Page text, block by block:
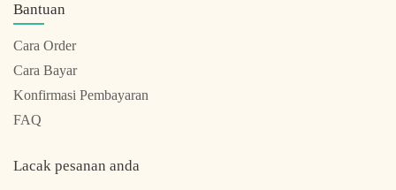
Bantuan
Cara Order
Cara Bayar
Konfirmasi Pembayaran
FAQ
Lacak pesanan anda